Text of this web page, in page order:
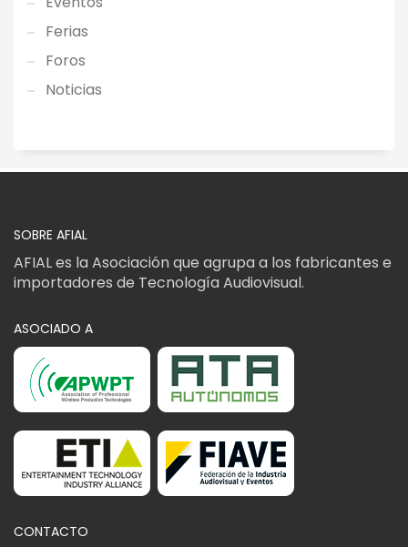
Ferias
Foros
Noticias
SOBRE AFIAL
AFIAL es la Asociación que agrupa a los fabricantes e
importadores de Tecnología Audiovisual.
ASOCIADO A
CONTACTO